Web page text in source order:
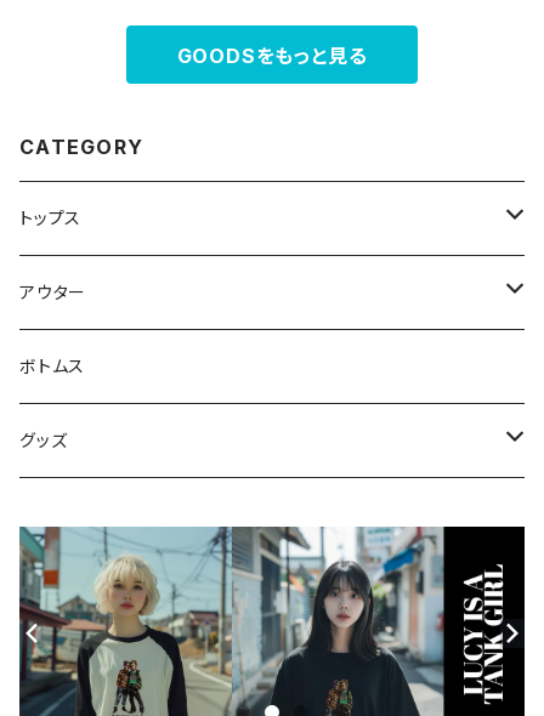
GOODSをもっと見る
CATEGORY
トップス
スウェット・パーカー
Tシャツ
シャツ
アウター
ジャケット・ブルゾン
ボトムス
グッズ
モバイルケース
Androidケース
スマホリング